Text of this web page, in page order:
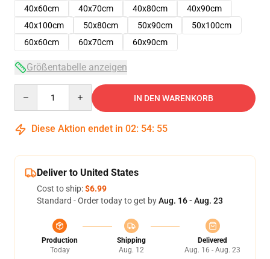
40x60cm
40x70cm 40x80cm
40x90cm
40x100cm
50x80cm 50x90cm
50x100cm
60x60cm
60x70cm 60x90cm
Größentabelle anzeigen
IN DEN WARENKORB
Diese Aktion endet in 02: 54: 54
Deliver to United States
Cost to ship:$6.99
Standard - Order today to get byAug. 16 - Aug. 23
Production
Today
Shipping
Aug. 12
Delivered
Aug. 16 - Aug. 23